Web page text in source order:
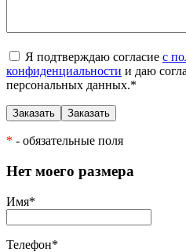
Я подтверждаю согласие с
конфиденциальности и даю
персональных данных.*
* - обязательные поля
Нет моего размера
Имя*
Телефон*